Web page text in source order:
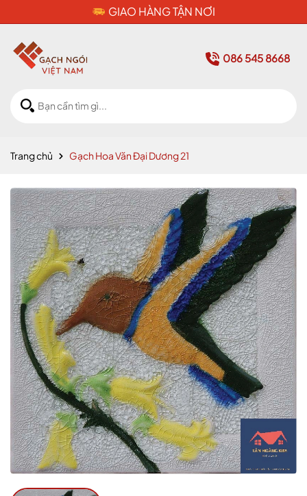
CAM KẾT HÀNG CHÍNH HÃNG
086 545 8668
Trang chủ Gạch Hoa Văn Đại Dương 21
Mã giảm giá:
Ngày hết hạn:
Điều kiện: